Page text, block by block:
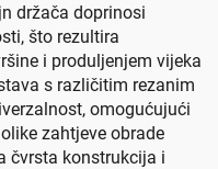
držača doprinosi
što rezultira
i produljenjem vijeka
s različitim rezanim
omogućujući
zahtjeve obrade
čvrsta konstrukcija i